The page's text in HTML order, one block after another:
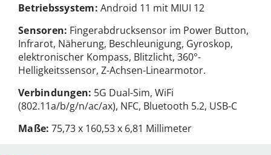
Betriebssystem: Android 11 mit MIUI 12
Sensoren: Fingerabdrucksensor im Power Button,
Infrarot, Näherung, Beschleunigung, Gyroskop,
elektronischer Kompass, Blitzlicht, 360°-
Helligkeitssensor, Z-Achsen-Linearmotor.
Verbindungen: 5G Dual-Sim, WiFi
(802.11a/b/g/n/ac/ax), NFC, Bluetooth 5.2, USB-C
Maße: 75,73 x 160,53 x 6,81 Millimeter